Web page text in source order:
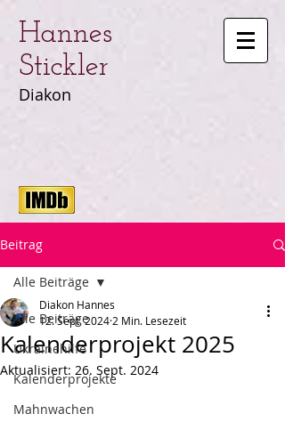
Hannes
Stickler
Diakon
Beitrag
Alle Beiträge
Ukrainehilfe
Kalenderprojekte
Mahnwachen
Alle Beiträge
Kalenderprojekt 2025
Diakon Hannes
12. Sept. 2024 2 Min. Lesezeit
Aktualisiert: 26. Sept. 2024